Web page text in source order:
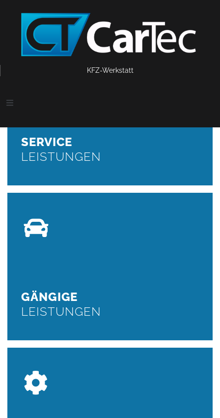
KFZ-Werkstatt
SERVICE
LEISTUNGEN
GÄNGIGE
LEISTUNGEN